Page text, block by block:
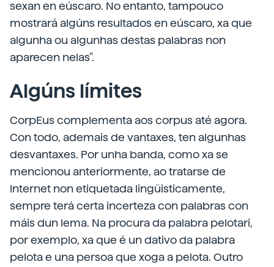
sexan en eúscaro. No entanto, tampouco
mostrará algúns resultados en eúscaro, xa que
algunha ou algunhas destas palabras non
aparecen nelas".
Algúns límites
CorpEus complementa aos corpus até agora.
Con todo, ademais de vantaxes, ten algunhas
desvantaxes. Por unha banda, como xa se
mencionou anteriormente, ao tratarse de
Internet non etiquetada lingüisticamente,
sempre terá certa incerteza con palabras con
máis dun lema. Na procura da palabra pelotari,
por exemplo, xa que é un dativo da palabra
pelota e una persoa que xoga a pelota. Outro